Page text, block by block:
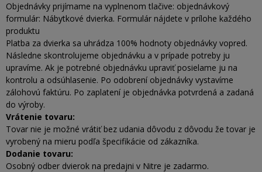
Objednávky prijímame na vyplnenom tlačive: objednávkový
formulár: Nábytkové dvierka. Formulár nájdete v prílohe každého
produktu
Platba za dvierka sa uhrádza 100% hodnoty objednávky vopred.
Následne skontrolujeme objednávku a v prípade potreby ju
upravíme. Ak je potrebné objednávku upraviť posielame ju na
kontrolu a odsúhlasenie. Po odobrení objednávky vystavíme
zálohovú faktúru. Po zaplatení je objednávka potvrdená a zadaná
do výroby.
Vrátenie tovaru:
Tovar nie je možné vrátiť bez udania dôvodu z dôvodu že tovar je
vyrobený na mieru podľa špecifikácie od zákazníka.
Dodanie tovaru:
Osobný odber dvierok na predajni v Nitre je zadarmo.